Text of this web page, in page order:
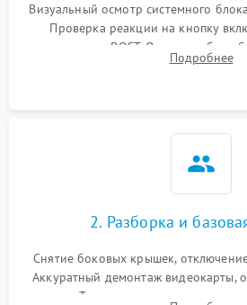
Не распознается USB-порт 1300 ₽
Визуальный осмотр системного
Проверка реакции на кнопку
сигналов POST. Оценка работы
локализации базовых
Подробнее
2. Разборка и
Снятие боковых крышек,
Аккуратный демонтаж видеокарты,
кулеров. Тщательная очистка